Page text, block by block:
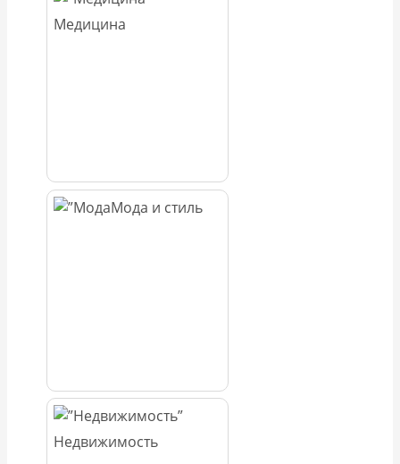
Медицина
Мода и стиль
Недвижимость